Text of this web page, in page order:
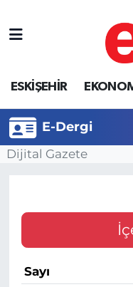
ESKİŞEHİR
E-Dergi
Dijital Gazete
Sayı